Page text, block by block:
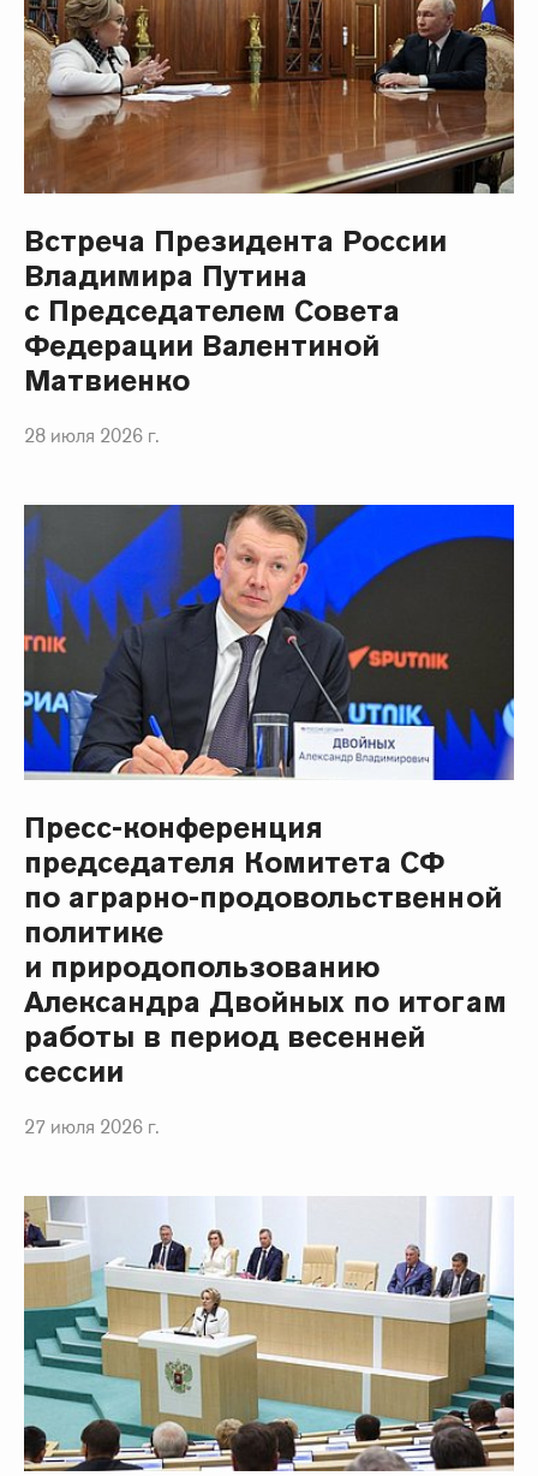
Встреча Президента России
Владимира Путина
с Председателем Совета
Федерации Валентиной
Матвиенко
28 июля 2026 г.
Пресс-конференция
председателя Комитета СФ
по аграрно-продовольственной
политике
и природопользованию
Александра Двойных по итогам
работы в период весенней
сессии
27 июля 2026 г.